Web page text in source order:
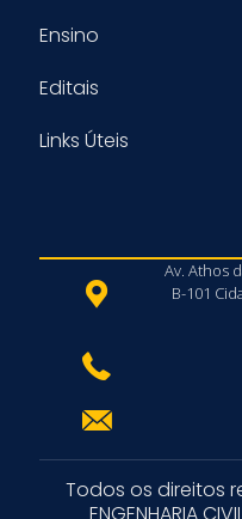
Ensino
Editais
Links Úteis
Av. Athos
B-101
Todos os direitos